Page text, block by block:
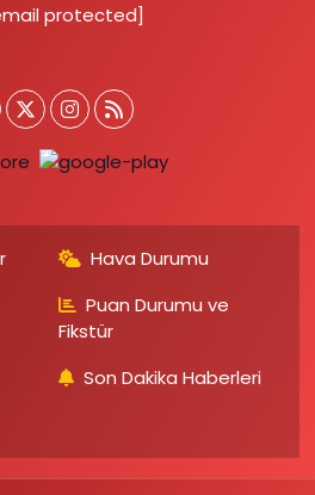
protected]
Hava Durumu
Puan Durumu ve
Fikstür
Son Dakika Haberleri